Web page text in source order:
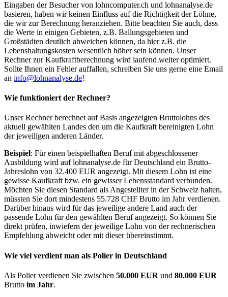
Eingaben der Besucher von lohncomputer.ch und lohnanalyse.de
basieren, haben wir keinen Einfluss auf die Richtigkeit der Löhne,
die wir zur Berechnung heranziehen. Bitte beachten Sie auch, dass
die Werte in einigen Gebieten, z.B. Ballungsgebieten und
Großstädten deutlich abweichen können, da hier z.B. die
Lebenshaltungskosten wesentlich höher sein können. Unser
Rechner zur Kaufkraftberechnung wird laufend weiter optimiert.
Sollte Ihnen ein Fehler auffallen, schreiben Sie uns gerne eine Email
an info@lohnanalyse.de!
Wie funktioniert der Rechner?
Unser Rechner berechnet auf Basis angezeigten Bruttolohns des
aktuell gewählten Landes den um die Kaufkraft bereinigten Lohn
der jeweiligen anderen Länder.
Beispiel: Für einen beispielhaften Beruf mit abgeschlossener
Ausbildung wird auf lohnanalyse.de für Deutschland ein Brutto-
Jahreslohn von 32.400 EUR angezeigt. Mit diesem Lohn ist eine
gewisse Kaufkraft bzw. ein gewisser Lebensstandard verbunden.
Möchten Sie diesen Standard als Angestellter in der Schweiz halten,
müssten Sie dort mindestens 55.728 CHF Brutto im Jahr verdienen.
Darüber hinaus wird für das jeweilige andere Land auch der
passende Lohn für den gewählten Beruf angezeigt. So können Sie
direkt prüfen, inwiefern der jeweilige Lohn von der rechnerischen
Empfehlung abweicht oder mit dieser übereinstimmt.
Wie viel verdient man als Polier in Deutschland
Als Polier verdienen Sie zwischen 50.000 EUR und 80.000 EUR
Brutto im Jahr.